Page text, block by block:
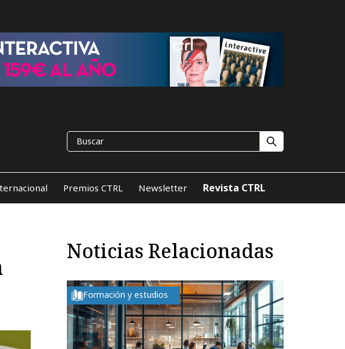
Premios CTRL Newsletter Revista CTRL
Noticias Relacionadas
Formación y estudios